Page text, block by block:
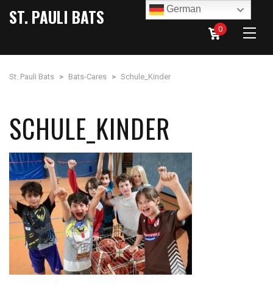
ST. PAULI BATS
0
St. Pauli Bats > Bats-Cares > Schule_Kinder
SCHULE_KINDER
German